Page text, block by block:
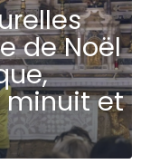
de Noël
minuit et